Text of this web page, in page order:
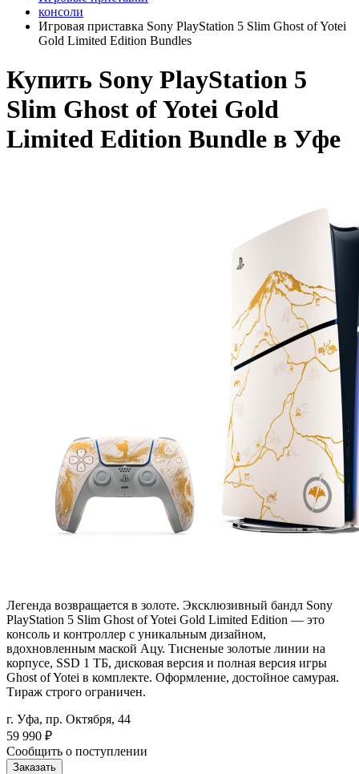
консоли
Игровая приставка Sony PlayStation 5 Slim Ghost of Yotei
Gold Limited Edition Bundles
Купить Sony PlayStation 5
Slim Ghost of Yotei Gold
Limited Edition Bundle в Уфе
Легенда возвращается в золоте. Эксклюзивный бандл Sony
PlayStation 5 Slim Ghost of Yotei Gold Limited Edition — это
консоль и контроллер с уникальным дизайном,
вдохновленным маской Ацу. Тисненые золотые линии на
корпусе, SSD 1 ТБ, дисковая версия и полная версия игры
Ghost of Yotei в комплекте. Оформление, достойное самурая.
Тираж строго ограничен.
г. Уфа, пр. Октября, 44
59 990 ₽
Сообщить о поступлении
Заказать